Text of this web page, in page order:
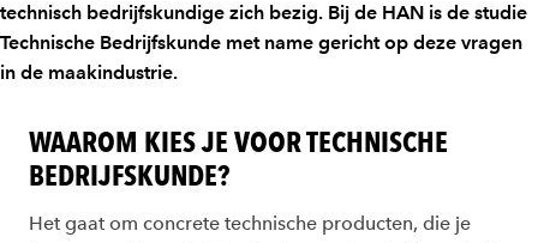
technisch bedrijfskundige zich bezig. Bij de HAN is de studie
Technische Bedrijfskunde met name gericht op deze vragen
in de maakindustrie.
WAAROM KIES JE VOOR TECHNISCHE
BEDRIJFSKUNDE?
Het gaat om concrete technische producten, die je